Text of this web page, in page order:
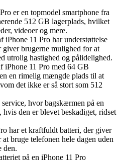
er en topmodel smartphone fra
512 GB lagerplads, hvilket
videoer og mere.
iPhone 11 Pro har understøttelse
brugerne mulighed for at
utrolig hastighed og pålidelighed.
iPhone 11 Pro med 64 GB
en rimelig mængde plads til at
det ikke er så stort som 512
hvor bagskærmen på en
den er blevet beskadiget, ridset
har et kraftfuldt batteri, der giver
bruge telefonen hele dagen uden
den.
på en iPhone 11 Pro